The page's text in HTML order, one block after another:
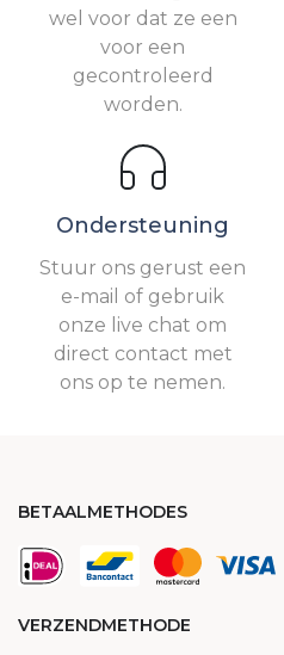
wel voor dat ze een
voor een
gecontroleerd
worden.
Ondersteuning
Stuur ons gerust een
e-mail of gebruik
onze live chat om
direct contact met
ons op te nemen.
BETAALMETHODES
VERZENDMETHODE